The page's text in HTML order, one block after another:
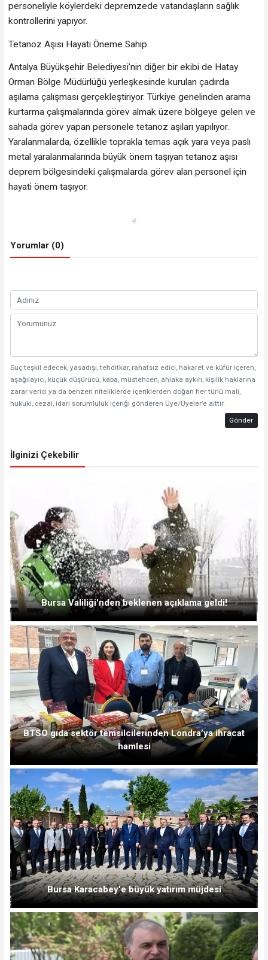
personeliyle köylerdeki depremzede vatandaşların sağlık
kontrollerini yapıyor.
Tetanoz Aşısı Hayati Öneme Sahip
Antalya Büyükşehir Belediyesi’nin diğer bir ekibi de Hatay
Orman Bölge Müdürlüğü yerleşkesinde kurulan çadırda
aşılama çalışması gerçekleştiriyor. Türkiye genelinden arama
kurtarma çalışmalarında görev almak üzere bölgeye gelen ve
sahada görev yapan personele tetanoz aşıları yapılıyor.
Yaralanmalarda, özellikle toprakla temas açık yara veya paslı
metal yaralanmalarında büyük önem taşıyan tetanoz aşısı
deprem bölgesindeki çalışmalarda görev alan personel için
hayati önem taşıyor.
#
Yorumlar (0)
Suç teşkil edecek, yasadışı, tehditkar, rahatsız edici, hakaret ve küfür içeren,
aşağılayıcı, küçük düşürücü, kaba, müstehcen, ahlaka aykırı, kişilik haklarına
zarar verici ya da benzeri niteliklerde içeriklerden doğan her türlü mali,
hukuki, cezai, idari sorumluluk içeriği gönderen Üye/Üyeler’e aittir.
Gönder
İlginizi Çekebilir
Bursa Valiliği'nden beklenen açıklama geldi!
BTSO gıda sektör temsilcilerinden Londra’ya ihracat
hamlesi
Bursa Karacabey'e büyük yatırım müjdesi